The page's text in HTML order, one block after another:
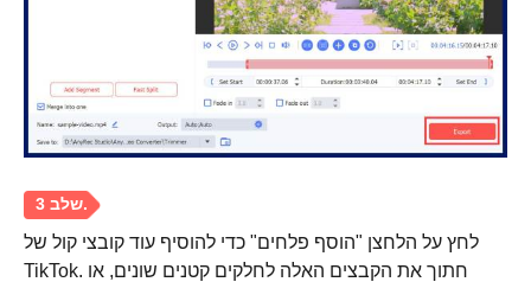
שלב 1.
לחץ על הלחצן "הוסף פלחים" כדי להוסיף עוד קובצי קול של
TikTok. חתוך את הקבצים האלה לחלקים קטנים שונים, או